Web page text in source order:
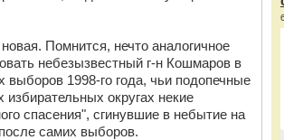
Помнится, нечто аналогичное
небезызвестный г-н Кошмаров в
выборов 1998-го года, чьи подопечные
избирательных округах некие
спасения", сгинувшие в небытие на
самих выборов.